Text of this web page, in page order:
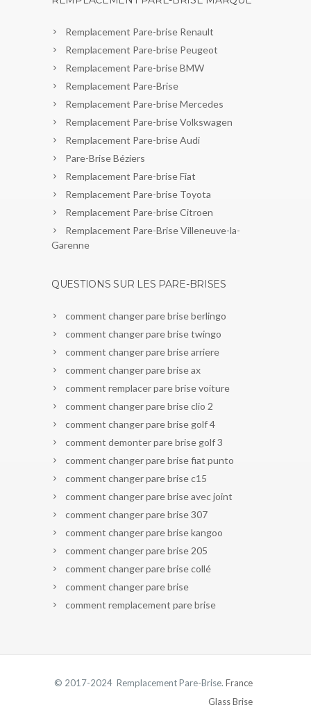
Remplacement Pare-brise Renault
Remplacement Pare-brise Peugeot
Remplacement Pare-brise BMW
Remplacement Pare-Brise
Remplacement Pare-brise Mercedes
Remplacement Pare-brise Volkswagen
Remplacement Pare-brise Audi
Pare-Brise Béziers
Remplacement Pare-brise Fiat
Remplacement Pare-brise Toyota
Remplacement Pare-brise Citroen
Remplacement Pare-Brise Villeneuve-la-
Garenne
QUESTIONS SUR LES PARE-BRISES
comment changer pare brise berlingo
comment changer pare brise twingo
comment changer pare brise arriere
comment changer pare brise ax
comment remplacer pare brise voiture
comment changer pare brise clio 2
comment changer pare brise golf 4
comment demonter pare brise golf 3
comment changer pare brise fiat punto
comment changer pare brise c15
comment changer pare brise avec joint
comment changer pare brise 307
comment changer pare brise kangoo
comment changer pare brise 205
comment changer pare brise collé
comment changer pare brise
comment remplacement pare brise
© 2017-2024 Remplacement Pare-Brise. France
Glass Brise